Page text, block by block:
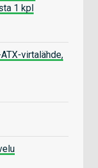
1 kpl
virtalähde,